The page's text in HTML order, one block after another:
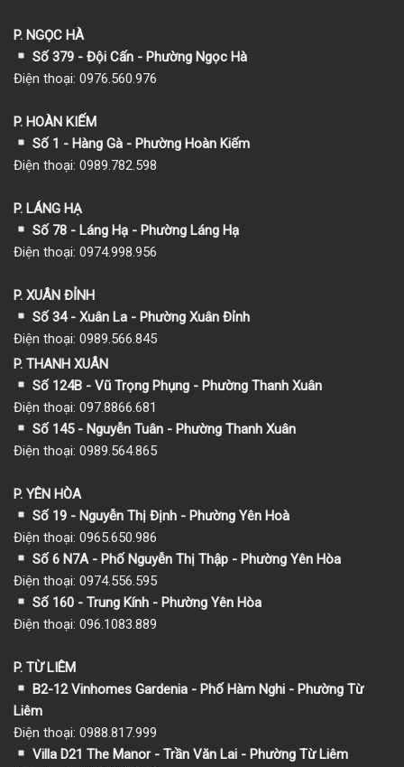
P. NGỌC HÀ
Số 379 - Đội Cấn - Phường Ngọc Hà
Điện thoại: 0976.560.976
P. HOÀN KIẾM
Số 1 - Hàng Gà - Phường Hoàn Kiếm
Điện thoại: 0989.782.598
P. LÁNG HẠ
Số 78 - Láng Hạ - Phường Láng Hạ
Điện thoại: 0974.998.956
P. XUÂN ĐỈNH
Số 34 - Xuân La - Phường Xuân Đỉnh
Điện thoại: 0989.566.845
P. THANH XUÂN
Số 124B - Vũ Trọng Phụng - Phường Thanh Xuân
Điện thoại: 097.8866.681
Số 145 - Nguyễn Tuân - Phường Thanh Xuân
Điện thoại: 0989.564.865
P. YÊN HÒA
Số 19 - Nguyễn Thị Định - Phường Yên Hoà
Điện thoại: 0965.650.986
Số 6 N7A - Phố Nguyễn Thị Thập - Phường Yên Hòa
Điện thoại: 0974.556.595
Số 160 - Trung Kính - Phường Yên Hòa
Điện thoại: 096.1083.889
P. TỪ LIÊM
B2-12 Vinhomes Gardenia - Phố Hàm Nghi - Phường Từ
Liêm
Điện thoại: 0988.817.999
Villa D21 The Manor - Trần Văn Lai - Phường Từ Liêm